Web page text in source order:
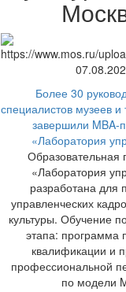
Более 30
специалистов музеев
завершили MBA-
«Лаборатория
Образовательная
«Лаборатория
разработана для
управленческих
культуры. Обучение
этапа: программа
квалификации и
профессиональной
по модели